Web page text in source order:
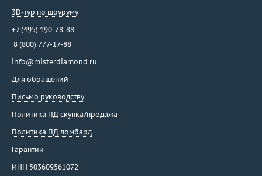
3D-тур по шоуруму
+7 (495) 190-78-88
8 (800) 777-17-88
info@misterdiamond.ru
Для обращений
Письмо руководству
Политика ПД скупка/продажа
Политика ПД ломбард
Гарантии
ИНН 503609561072